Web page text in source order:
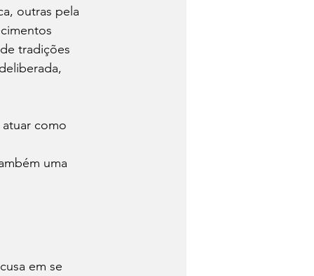
outras pela
tradições
como
uma
em se